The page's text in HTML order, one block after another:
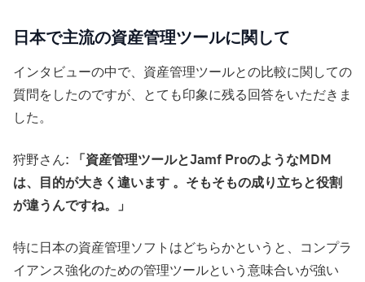
日本で主流の資産管理ツールに関して
インタビューの中で、資産管理ツールとの比較に関しての
質問をしたのですが、とても印象に残る回答をいただきま
した。
狩野さん: 「資産管理ツールとJamf ProのようなMDM
は、目的が大きく違います 。そもそもの成り立ちと役割
が違うんですね。」
特に日本の資産管理ソフトはどちらかというと、コンプラ
イアンス強化のための管理ツールという意味合いが強い